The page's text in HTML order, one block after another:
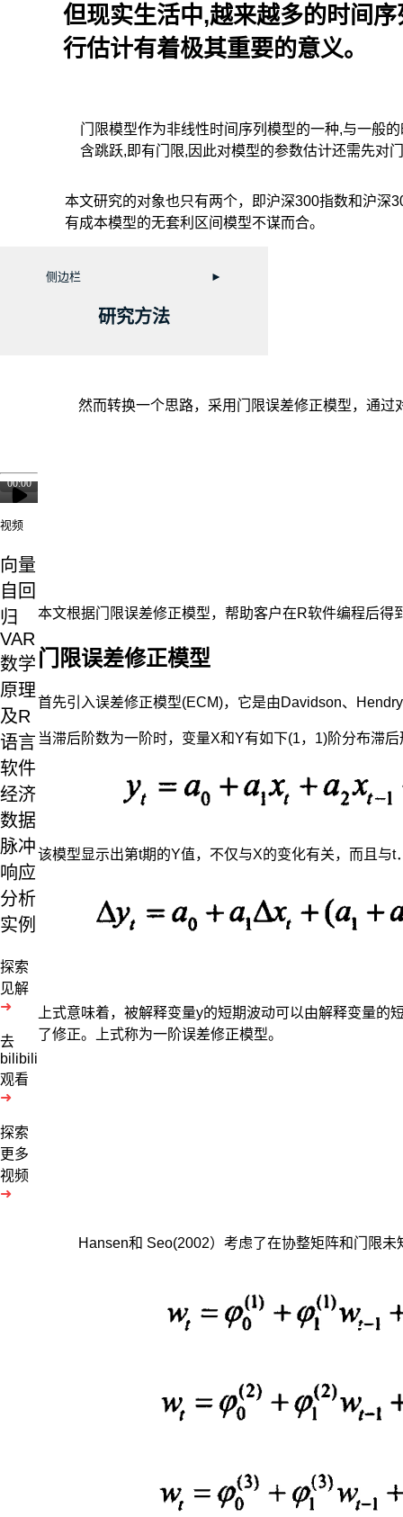
但现实生活中,越来越多的时间
行估计有着极其重要的意义。
门限模型作为非线性时间序列模型的一种,与一般
含跳跃,即有门限,因此对模型的参数估计还需先对
本文研究的对象也只有两个，即沪深300指数和沪深
有成本模型的无套利区间模型不谋而合。
侧边栏 ►
研究方法
然而转换一个思路，采用门限误差修正模型，通
视频
向量
自回
归
VAR
数学
原理
及R
语言
软件
经济
数据
脉冲
响应
分析
实例
探索
见解
➜
去
bilibili
观看
➜
探索
更多
视频
➜
本文根据门限误差修正模型，帮助客户在R软件编程后
门限误差修正模型
首先引入误差修正模型(ECM)，它是由Davidson、
当滞后阶数为一阶时，变量X和Y有如下(1，1)阶分布滞后
该模型显示出第t期的Y值，不仅与X的变化有关，而且与
上式意味着，被解释变量y的短期波动可以由解释变量
了修正。上式称为一阶误差修正模型。
Hansen和 Seo(2002）考虑了在协整矩阵和门限